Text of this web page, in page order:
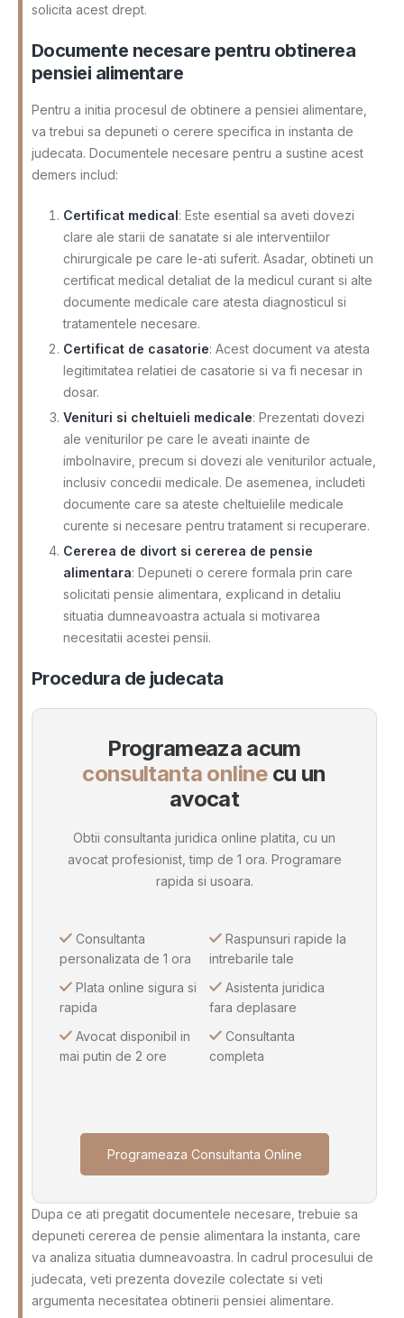
solicita acest drept.
Documente necesare pentru obtinerea
pensiei alimentare
Pentru a initia procesul de obtinere a pensiei alimentare,
va trebui sa depuneti o cerere specifica in instanta de
judecata. Documentele necesare pentru a sustine acest
demers includ:
Certificat medical: Este esential sa aveti dovezi
clare ale starii de sanatate si ale interventiilor
chirurgicale pe care le-ati suferit. Asadar, obtineti un
certificat medical detaliat de la medicul curant si alte
documente medicale care atesta diagnosticul si
tratamentele necesare.
Certificat de casatorie: Acest document va atesta
legitimitatea relatiei de casatorie si va fi necesar in
dosar.
Venituri si cheltuieli medicale: Prezentati dovezi
ale veniturilor pe care le aveati inainte de
imbolnavire, precum si dovezi ale veniturilor actuale,
inclusiv concedii medicale. De asemenea, includeti
documente care sa ateste cheltuielile medicale
curente si necesare pentru tratament si recuperare.
Cererea de divort si cererea de pensie
alimentara: Depuneti o cerere formala prin care
solicitati pensie alimentara, explicand in detaliu
situatia dumneavoastra actuala si motivarea
necesitatii acestei pensii.
Procedura de judecata
Programeaza acum
consultanta onlinecu un
avocat
Obtii consultanta juridica online platita, cu un
avocat profesionist, timp de 1 ora. Programare
rapida si usoara.
Consultanta
personalizata de 1 ora
Plata online sigura si
rapida
Avocat disponibil in
mai putin de 2 ore
Raspunsuri rapide la
intrebarile tale
Asistenta juridica
fara deplasare
Consultanta
completa
Programeaza Consultanta Online
Dupa ce ati pregatit documentele necesare, trebuie sa
depuneti cererea de pensie alimentara la instanta, care
va analiza situatia dumneavoastra. In cadrul procesului de
judecata, veti prezenta dovezile colectate si veti
argumenta necesitatea obtinerii pensiei alimentare.